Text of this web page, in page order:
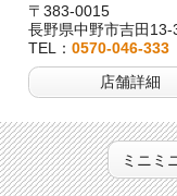
〒383-0015
長野県中野市吉田13-
TEL： 0570-046-333
店舗詳細
ミニミ